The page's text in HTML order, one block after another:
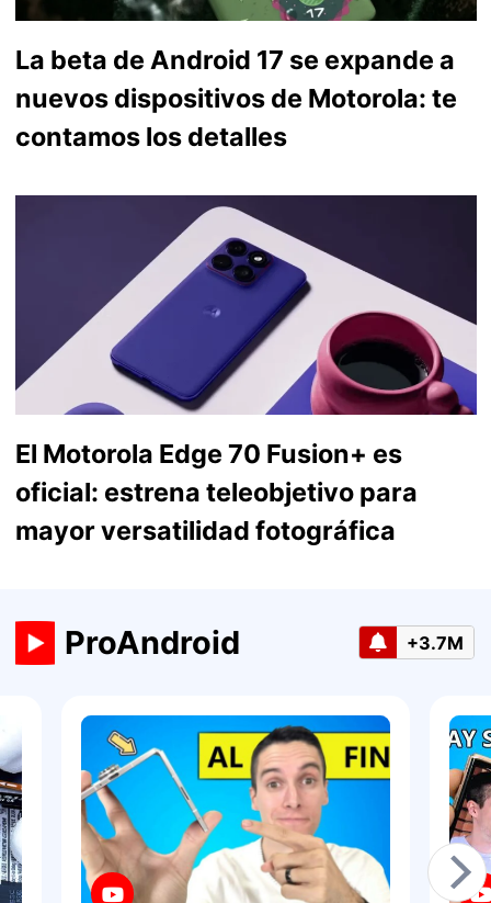
La beta de Android 17 se expande a
nuevos dispositivos de Motorola: te
contamos los detalles
El Motorola Edge 70 Fusion+ es
oficial: estrena teleobjetivo para
mayor versatilidad fotográfica
ProAndroid +3.7M